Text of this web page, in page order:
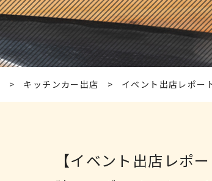
キッチンカー出店 イベント出店レポー
【イベント出店レポ